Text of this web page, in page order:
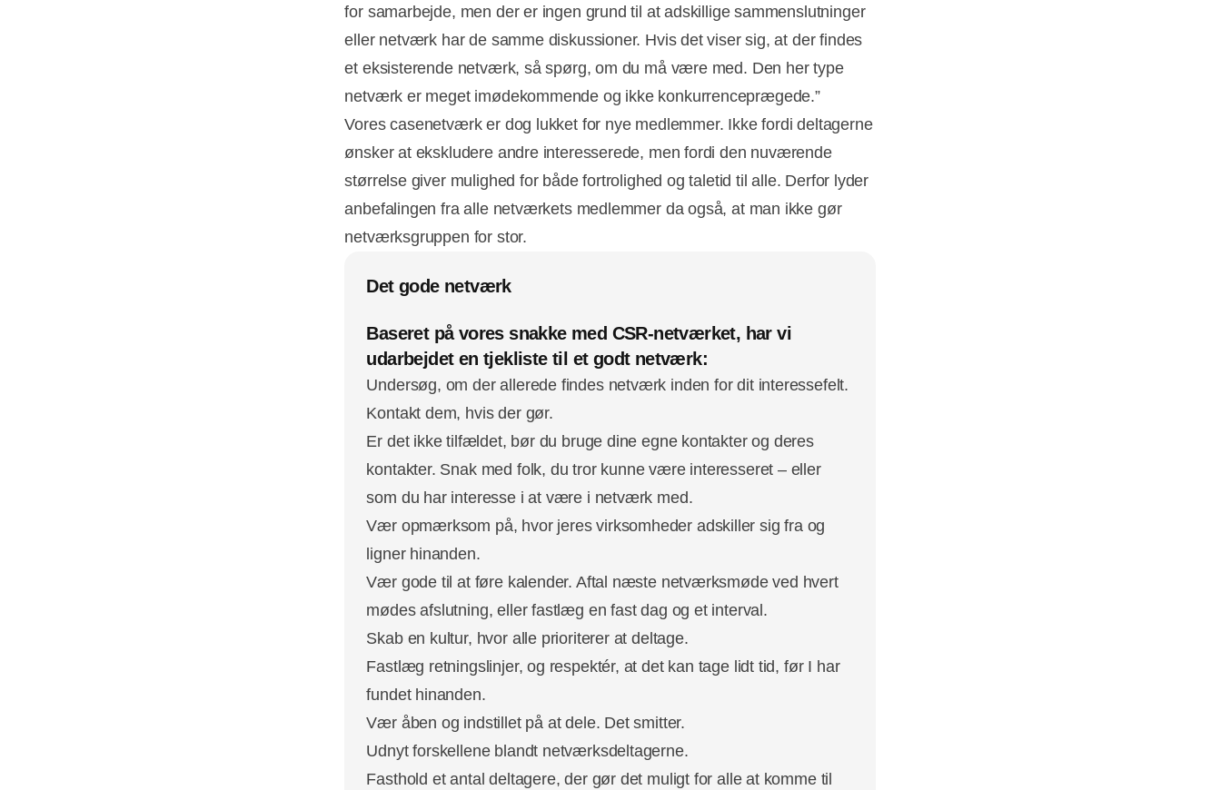
for samarbejde, men der er ingen grund til at adskillige sammenslutninger
eller netværk har de samme diskussioner. Hvis det viser sig, at der findes
et eksisterende netværk, så spørg, om du må være med. Den her type
netværk er meget imødekommende og ikke konkurrenceprægede.”
Vores casenetværk er dog lukket for nye medlemmer. Ikke fordi deltagerne
ønsker at ekskludere andre interesserede, men fordi den nuværende
størrelse giver mulighed for både fortrolighed og taletid til alle. Derfor lyder
anbefalingen fra alle netværkets medlemmer da også, at man ikke gør
netværksgruppen for stor.
Det gode netværk
Baseret på vores snakke med CSR-netværket, har vi
udarbejdet en tjekliste til et godt netværk:
Undersøg, om der allerede findes netværk inden for dit interessefelt.
Kontakt dem, hvis der gør.
Er det ikke tilfældet, bør du bruge dine egne kontakter og deres
kontakter. Snak med folk, du tror kunne være interesseret – eller
som du har interesse i at være i netværk med.
Vær opmærksom på, hvor jeres virksomheder adskiller sig fra og
ligner hinanden.
Vær gode til at føre kalender. Aftal næste netværksmøde ved hvert
mødes afslutning, eller fastlæg en fast dag og et interval.
Skab en kultur, hvor alle prioriterer at deltage.
Fastlæg retningslinjer, og respektér, at det kan tage lidt tid, før I har
fundet hinanden.
Vær åben og indstillet på at dele. Det smitter.
Udnyt forskellene blandt netværksdeltagerne.
Fasthold et antal deltagere, der gør det muligt for alle at komme til